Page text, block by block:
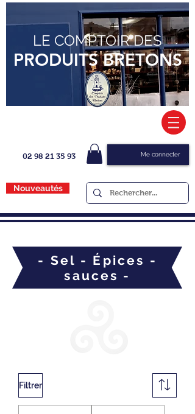
LE COMPTOIR DES
PRODUITS BRETONS
02 98 21 35 93 Me connecter
Nouveautés
- Sel - Épices -
sauces -
Filtrer